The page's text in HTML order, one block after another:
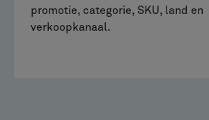
promotie, categorie, SKU, land en
verkoopkanaal.